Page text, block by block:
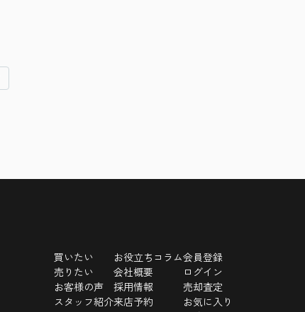
買いたい
売りたい
お客様の声
スタッフ紹介
お役立ちコラム
会社概要
採用情報
来店予約
会員登録
ログイン
売却査定
お気に入り